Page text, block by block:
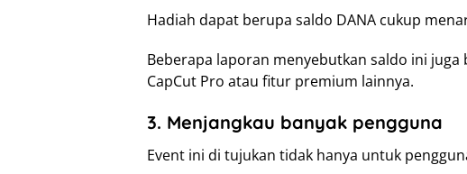
Hadiah dapat berupa saldo DANA cukup
Beberapa laporan menyebutkan saldo ini
CapCut Pro atau fitur premium lainnya.
3. Menjangkau banyak pengguna
Event ini di tujukan tidak hanya untuk